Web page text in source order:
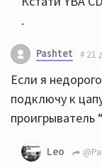
.
Pashtet 21
Если я
подключу к
проигрыватель
Leo